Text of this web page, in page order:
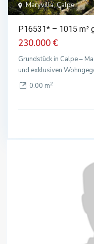
Maryvilla, Calpe
P16531* – 1015 m²
230.000 €
Grundstück in Calpe –
und exklusiven
0.00 m2